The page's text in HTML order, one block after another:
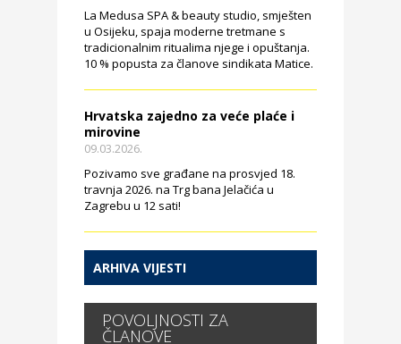
La Medusa SPA & beauty studio, smješten
u Osijeku, spaja moderne tretmane s
tradicionalnim ritualima njege i opuštanja.
10 % popusta za članove sindikata Matice.
Hrvatska zajedno za veće plaće i
mirovine
09.03.2026.
Pozivamo sve građane na prosvjed 18.
travnja 2026. na Trg bana Jelačića u
Zagrebu u 12 sati!
ARHIVA VIJESTI
POVOLJNOSTI ZA
ČLANOVE